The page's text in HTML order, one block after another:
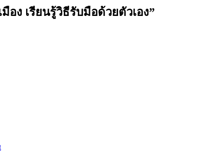
อง เรียนรู้วิธีรับมือด้วยตัวเอง”